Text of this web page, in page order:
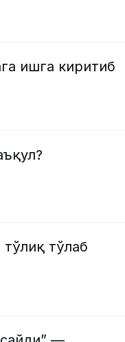
ишга киритиб
тўлаб